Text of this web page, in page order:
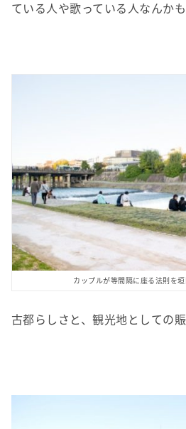
ている人や歌っている人なんかも
カップルが等間隔に座る法則を
古都らしさと、観光地としての